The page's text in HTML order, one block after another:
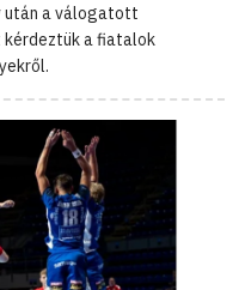
után a válogatott
a fiatalok